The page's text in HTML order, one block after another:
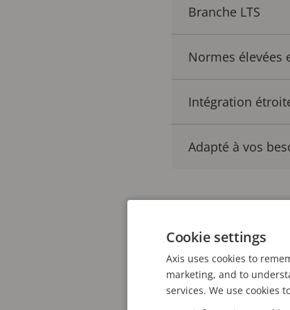
Branche LTS
Normes élevées
Intégration
Adapté à vos
raison pour
version, plus
Développé à l’aide
Cookie settings
Axis uses cookies to
marketing, and to
services. We use cookies